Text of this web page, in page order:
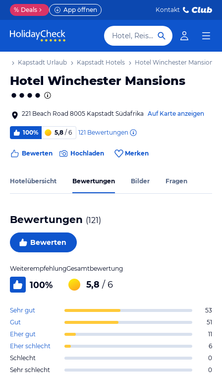
% Deals App öffnen Kontakt
Hotel, Reiseziel
Kapstadt Urlaub Kapstadt Hotels Hotel Winchester Mansions
Hotel Winchester Mansions
221 Beach Road 8005 Kapstadt Südafrika Auf Karte anzeigen
100% 5,8 / 6 121 Bewertungen
Bewerten Hochladen Merken
Hotelübersicht Bewertungen Bilder Fragen
Bewertungen (121)
Bewerten
Weiterempfehlung
100%
Gesamtbewertung
5,8 / 6
Sehr gut
53
Gut
51
Eher gut
11
Eher schlecht
6
Schlecht
0
Sehr schlecht
0